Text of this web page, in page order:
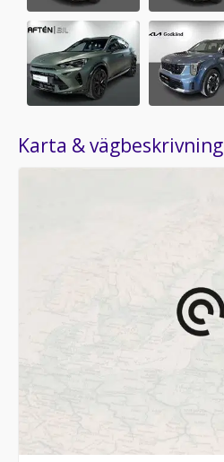
Karta & vägbeskrivning